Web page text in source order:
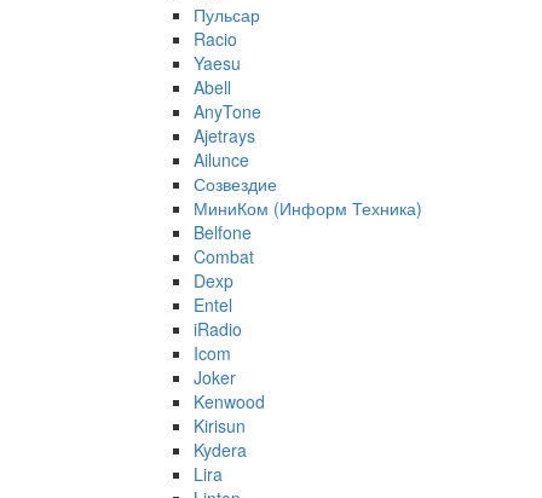
Пульсар
Racio
Yaesu
Abell
AnyTone
Ajetrays
Ailunce
Созвездие
МиниКом (Информ Техника)
Belfone
Combat
Dexp
Entel
iRadio
Icom
Joker
Kenwood
Kirisun
Kydera
Lira